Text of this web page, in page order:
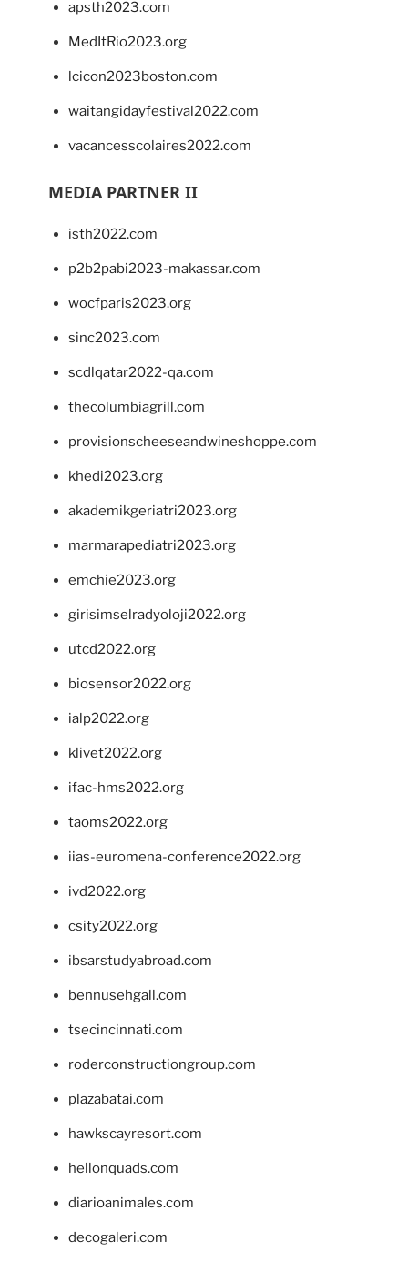
apsth2023.com
MedItRio2023.org
lcicon2023boston.com
waitangidayfestival2022.com
vacancesscolaires2022.com
MEDIA PARTNER II
isth2022.com
p2b2pabi2023-makassar.com
wocfparis2023.org
sinc2023.com
scdlqatar2022-qa.com
thecolumbiagrill.com
provisionscheeseandwineshoppe.com
khedi2023.org
akademikgeriatri2023.org
marmarapediatri2023.org
emchie2023.org
girisimselradyoloji2022.org
utcd2022.org
biosensor2022.org
ialp2022.org
klivet2022.org
ifac-hms2022.org
taoms2022.org
iias-euromena-conference2022.org
ivd2022.org
csity2022.org
ibsarstudyabroad.com
bennusehgall.com
tsecincinnati.com
roderconstructiongroup.com
plazabatai.com
hawkscayresort.com
hellonquads.com
diarioanimales.com
decogaleri.com